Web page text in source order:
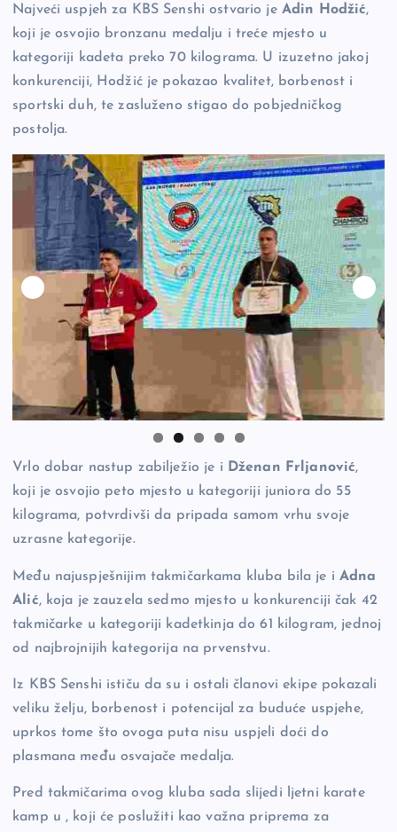
Najveći uspjeh za KBS Senshi ostvario je Adin Hodžić,
koji je osvojio bronzanu medalju i treće mjesto u
kategoriji kadeta preko 70 kilograma. U izuzetno jakoj
konkurenciji, Hodžić je pokazao kvalitet, borbenost i
sportski duh, te zasluženo stigao do pobjedničkog
postolja.
Vrlo dobar nastup zabilježio je i Dženan Frljanović,
koji je osvojio peto mjesto u kategoriji juniora do 55
kilograma, potvrdivši da pripada samom vrhu svoje
uzrasne kategorije.
Među najuspješnijim takmičarkama kluba bila je i Adna
Alić, koja je zauzela sedmo mjesto u konkurenciji čak 42
takmičarke u kategoriji kadetkinja do 61 kilogram, jednoj
od najbrojnijih kategorija na prvenstvu.
Iz KBS Senshi ističu da su i ostali članovi ekipe pokazali
veliku želju, borbenost i potencijal za buduće uspjehe,
uprkos tome što ovoga puta nisu uspjeli doći do
plasmana među osvajače medalja.
Pred takmičarima ovog kluba sada slijedi ljetni karate
kamp u , koji će poslužiti kao važna priprema za